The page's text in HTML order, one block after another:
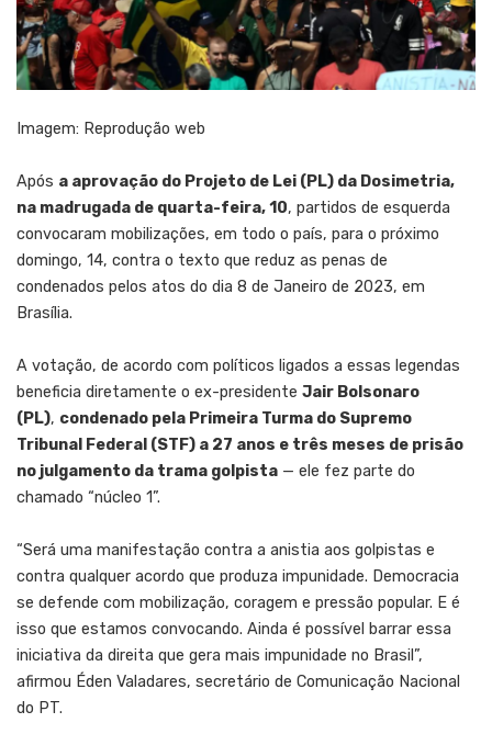
Imagem: Reprodução web
Após a aprovação do Projeto de Lei (PL) da Dosimetria,
na madrugada de quarta-feira, 10, partidos de esquerda
convocaram mobilizações, em todo o país, para o próximo
domingo, 14, contra o texto que reduz as penas de
condenados pelos atos do dia 8 de Janeiro de 2023, em
Brasília.
A votação, de acordo com políticos ligados a essas legendas
beneficia diretamente o ex-presidente Jair Bolsonaro
(PL), condenado pela Primeira Turma do Supremo
Tribunal Federal (STF) a 27 anos e três meses de prisão
no julgamento da trama golpista — ele fez parte do
chamado “núcleo 1”.
“Será uma manifestação contra a anistia aos golpistas e
contra qualquer acordo que produza impunidade. Democracia
se defende com mobilização, coragem e pressão popular. E é
isso que estamos convocando. Ainda é possível barrar essa
iniciativa da direita que gera mais impunidade no Brasil”,
afirmou Éden Valadares, secretário de Comunicação Nacional
do PT.